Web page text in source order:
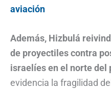
aviación
Además, Hizbulá
de proyectiles contra
israelíes en el norte del
evidencia la fragilidad